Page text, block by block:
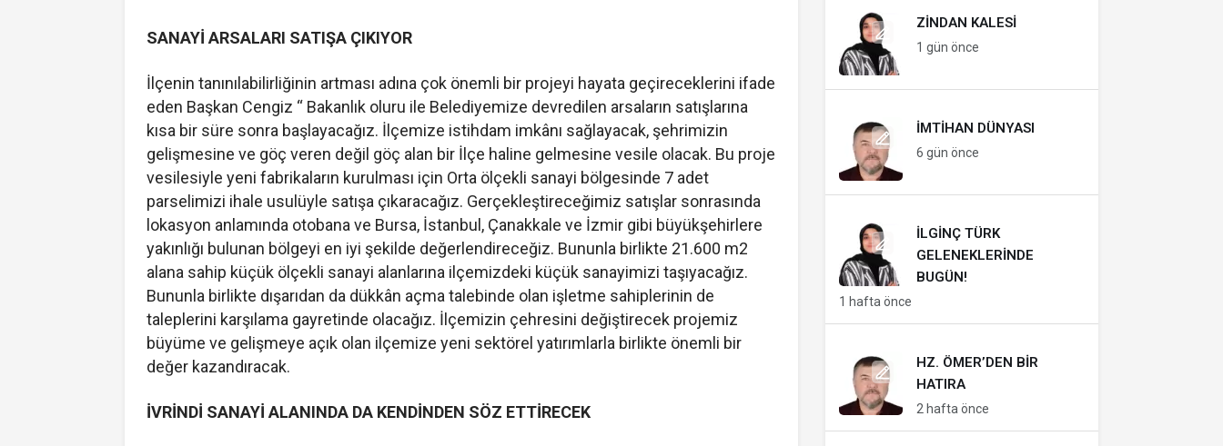
SANAYİ ARSALARI SATIŞA ÇIKIYOR
İlçenin tanınılabilirliğinin artması adına çok önemli bir projeyi hayata geçireceklerini ifade
eden Başkan Cengiz “ Bakanlık oluru ile Belediyemize devredilen arsaların satışlarına
kısa bir süre sonra başlayacağız. İlçemize istihdam imkânı sağlayacak, şehrimizin
gelişmesine ve göç veren değil göç alan bir İlçe haline gelmesine vesile olacak. Bu proje
vesilesiyle yeni fabrikaların kurulması için Orta ölçekli sanayi bölgesinde 7 adet
parselimizi ihale usulüyle satışa çıkaracağız. Gerçekleştireceğimiz satışlar sonrasında
lokasyon anlamında otobana ve Bursa, İstanbul, Çanakkale ve İzmir gibi büyükşehirlere
yakınlığı bulunan bölgeyi en iyi şekilde değerlendireceğiz. Bununla birlikte 21.600 m2
alana sahip küçük ölçekli sanayi alanlarına ilçemizdeki küçük sanayimizi taşıyacağız.
Bununla birlikte dışarıdan da dükkân açma talebinde olan işletme sahiplerinin de
taleplerini karşılama gayretinde olacağız. İlçemizin çehresini değiştirecek projemiz
büyüme ve gelişmeye açık olan ilçemize yeni sektörel yatırımlarla birlikte önemli bir
değer kazandıracak.
İVRİNDİ SANAYİ ALANINDA DA KENDİNDEN SÖZ ETTİRECEK
ZINDAN KALESI
1 gün önce
İMTIHAN DÜNYASI
6 gün önce
İLGINÇ TÜRK
GELENEKLERINDE
BUGÜN!
1 hafta önce
HZ. ÖMER’DEN BIR
HATIRA
2 hafta önce